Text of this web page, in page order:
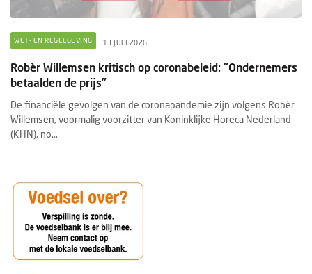
WET- EN REGELGEVING 13 JULI 2026
Robèr Willemsen kritisch op coronabeleid: “Ondernemers
betaalden de prijs”
De financiële gevolgen van de coronapandemie zijn volgens Robèr
Willemsen, voormalig voorzitter van Koninklijke Horeca Nederland
(KHN), no...